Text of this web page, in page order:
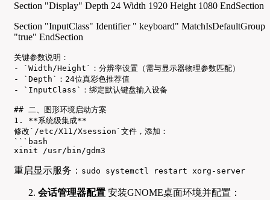
Section "Display" Depth 24 Width 1920 Height 1080 EndSection
Section "InputClass" Identifier " keyboard" MatchIsDefaultGroup
"true" EndSection
关键参数说明：
- `Width/Height`：分辨率设置（需与显示器物理参数匹配）
- `Depth`：24位真彩色推荐值
- `InputClass`：绑定默认键盘输入设备
## 二、图形环境启动方案
1. **系统级集成**
修改`/etc/X11/Xsession`文件，添加：
```bash
xinit /usr/bin/gdm3
重启显示服务： sudo systemctl restart xorg-server
会话管理器配置 安装GNOME桌面环境并配置：